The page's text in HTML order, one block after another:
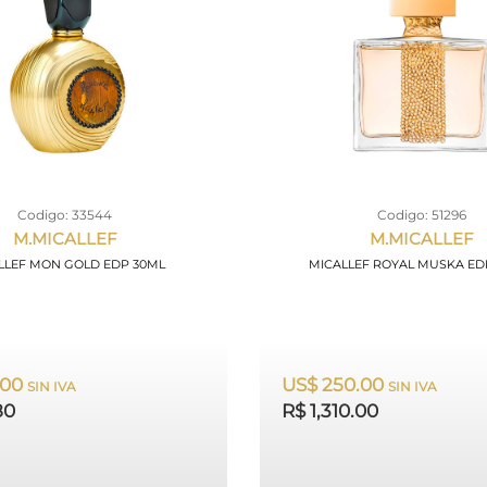
Codigo: 33544
M.MICALLEF
MON GOLD EDP 30ML
SIN IVA
Codigo: 51296
M.MICALLEF
MICALLEF ROYAL MUSKA
US$ 250.00 SIN IVA
R$ 1,310.00